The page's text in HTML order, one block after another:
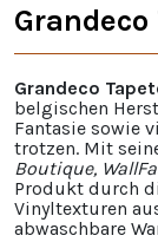
Grandeco
Grandeco
belgischen
Fantasie sowie
trotzen. Mit
Boutique,
Produkt durch
Vinyltexturen
abwaschbare